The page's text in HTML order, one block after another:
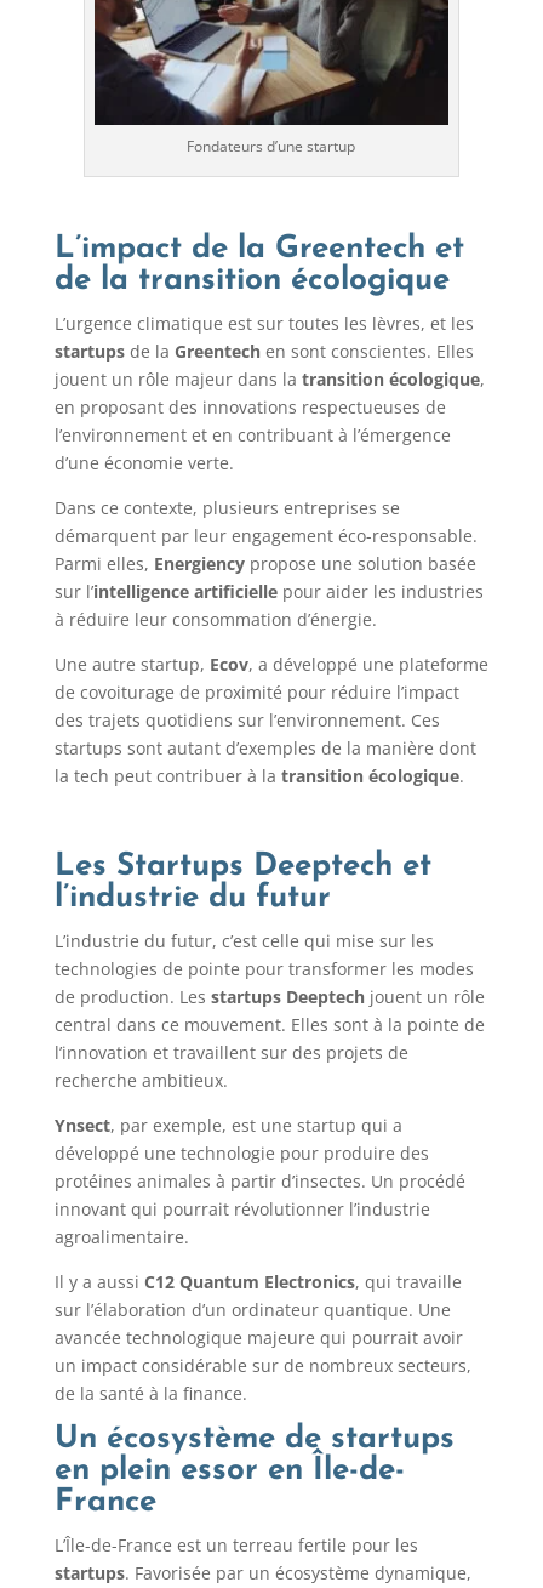
Fondateurs d’une startup
L’impact de la Greentech et
de la transition écologique
L’urgence climatique est sur toutes les lèvres, et les
startupsde la Greentechen sont conscientes. Elles
jouent un rôle majeur dans la transition écologique,
en proposant des innovations respectueuses de
l’environnement et en contribuant à l’émergence
d’une économie verte.
Dans ce contexte, plusieurs entreprises se
démarquent par leur engagement éco-responsable.
Parmi elles, Energiencypropose une solution basée
sur l’intelligence artificiellepour aider les industries
à réduire leur consommation d’énergie.
Une autre startup, Ecov, a développé une plateforme
de covoiturage de proximité pour réduire l’impact
des trajets quotidiens sur l’environnement. Ces
startups sont autant d’exemples de la manière dont
la tech peut contribuer à la transition écologique.
Les Startups Deeptech et
l’industrie du futur
L’industrie du futur, c’est celle qui mise sur les
technologies de pointe pour transformer les modes
de production. Les startups Deeptechjouent un rôle
central dans ce mouvement. Elles sont à la pointe de
l’innovation et travaillent sur des projets de
recherche ambitieux.
Ynsect, par exemple, est une startup qui a
développé une technologie pour produire des
protéines animales à partir d’insectes. Un procédé
innovant qui pourrait révolutionner l’industrie
agroalimentaire.
Il y a aussi C12 Quantum Electronics, qui travaille
sur l’élaboration d’un ordinateur quantique. Une
avancée technologique majeure qui pourrait avoir
un impact considérable sur de nombreux secteurs,
de la santé à la finance.
Un écosystème de startups
en plein essor en Île-de-
France
L’Île-de-France est un terreau fertile pour les
startups. Favorisée par un écosystème dynamique,